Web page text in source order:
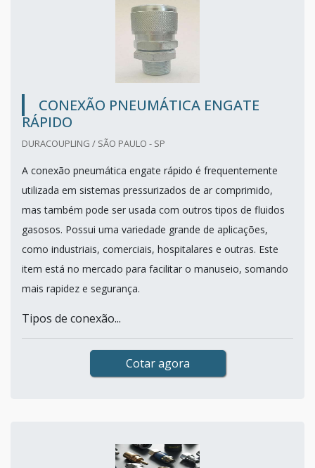
CONEXÃO PNEUMÁTICA ENGATE
RÁPIDO
DURACOUPLING / SÃO PAULO - SP
A conexão pneumática engate rápido é frequentemente
utilizada em sistemas pressurizados de ar comprimido,
mas também pode ser usada com outros tipos de fluidos
gasosos. Possui uma variedade grande de aplicações,
como industriais, comerciais, hospitalares e outras. Este
item está no mercado para facilitar o manuseio, somando
mais rapidez e segurança.
Tipos de conexão...
Cotar agora